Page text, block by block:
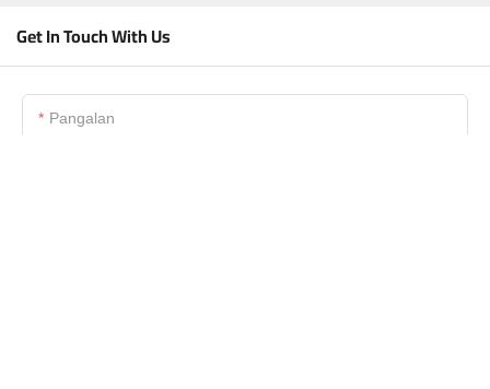
Get In Touch With Us
Pangalan